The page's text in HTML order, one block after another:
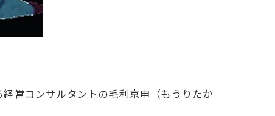
営コンサルタントの毛利京申（もうりたか